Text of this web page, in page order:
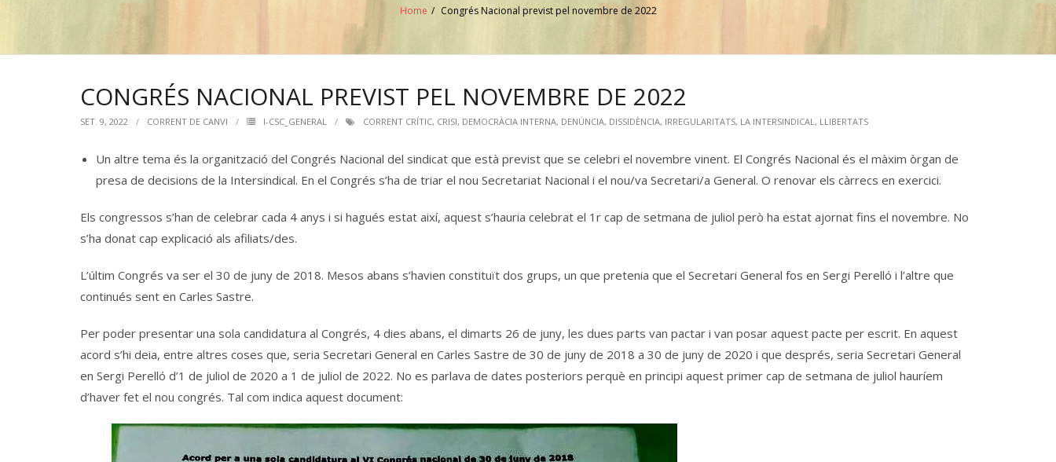
Home / Congrés Nacional previst pel novembre de 2022
CONGRÉS NACIONAL PREVIST PEL NOVEMBRE DE 2022
SET. 9, 2022 CORRENT DE CANVI I-CSC_GENERAL CORRENT CRÍTIC, CRISI, DEMOCRÀCIA INTERNA, DENÚNCIA, DISSIDÈNCIA, IRREGULARITATS, LA INTERSINDICAL, LLIBERTATS
Un altre tema és la organització del Congrés Nacional del sindicat que està previst que se celebri el novembre vinent. El Congrés Nacional és el màxim òrgan de
presa de decisions de la Intersindical. En el Congrés s’ha de triar el nou Secretariat Nacional i el nou/va Secretari/a General. O renovar els càrrecs en exercici.
Els congressos s’han de celebrar cada 4 anys i si hagués estat així, aquest s’hauria celebrat el 1r cap de setmana de juliol però ha estat ajornat fins el novembre. No
s’ha donat cap explicació als afiliats/des.
L’últim Congrés va ser el 30 de juny de 2018. Mesos abans s’havien constituït dos grups, un que pretenia que el Secretari General fos en Sergi Perelló i l’altre que
continués sent en Carles Sastre.
Per poder presentar una sola candidatura al Congrés, 4 dies abans, el dimarts 26 de juny, les dues parts van pactar i van posar aquest pacte per escrit. En aquest
acord s’hi deia, entre altres coses que, seria Secretari General en Carles Sastre de 30 de juny de 2018 a 30 de juny de 2020 i que després, seria Secretari General
en Sergi Perelló d’1 de juliol de 2020 a 1 de juliol de 2022. No es parlava de dates posteriors perquè en principi aquest primer cap de setmana de juliol hauríem
d’haver fet el nou congrés. Tal com indica aquest document: